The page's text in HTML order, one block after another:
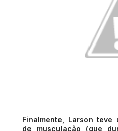
Finalmente, Larson teve
de musculação (que